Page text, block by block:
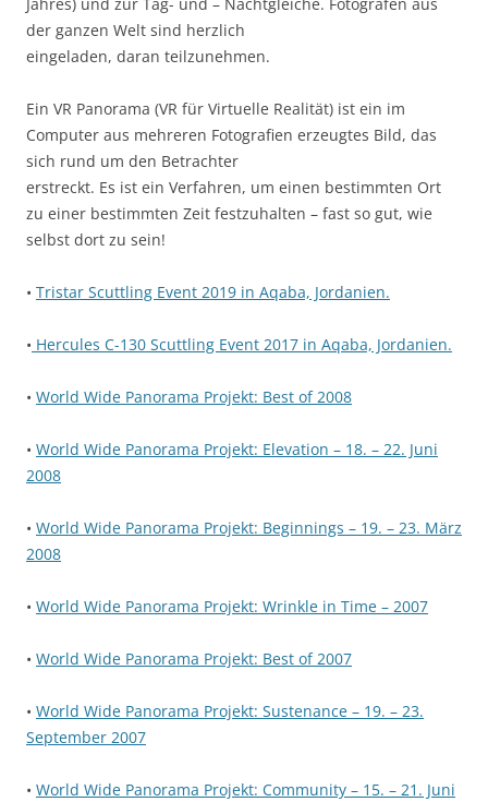
der ganzen Welt sind herzlich
eingeladen, daran teilzunehmen.
Ein VR Panorama (VR für Virtuelle Realität) ist ein im
Computer aus mehreren Fotografien erzeugtes Bild, das
sich rund um den Betrachter
erstreckt. Es ist ein Verfahren, um einen bestimmten Ort
zu einer bestimmten Zeit festzuhalten – fast so gut, wie
selbst dort zu sein!
• Tristar Scuttling Event 2019 in Aqaba, Jordanien.
• Hercules C-130 Scuttling Event 2017 in Aqaba, Jordanien.
• World Wide Panorama Projekt: Best of 2008
• World Wide Panorama Projekt: Elevation – 18. – 22. Juni
2008
• World Wide Panorama Projekt: Beginnings – 19. – 23. März
2008
• World Wide Panorama Projekt: Wrinkle in Time – 2007
• World Wide Panorama Projekt: Best of 2007
• World Wide Panorama Projekt: Sustenance – 19. – 23.
September 2007
• World Wide Panorama Projekt: Community – 15. – 21. Juni